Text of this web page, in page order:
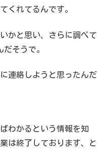
くれてるんです。
かと思い、さらに調べて
だそうで。
連絡しようと思ったんだ
わかるという情報を知
は終了しております、と